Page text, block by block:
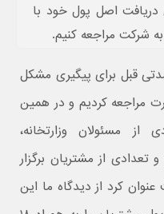
اصل پول خود با
قبل برای پیگیری مشکل
مراجعه کردیم و در همین
مسئولان وزارتخانه،
تعدادی از مشتریان برگزار
کرد از دیدگاه ما این